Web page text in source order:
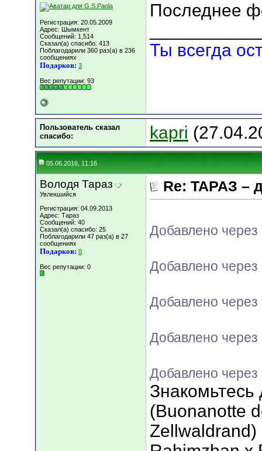
Регистрация: 20.05.2009
Адрес: Шымкент
Сообщений: 1,514
Сказал(а) спасибо: 413
Поблагодарили 360 раз(а) в 236
сообщениях
Подарков: 3
Вес репутации: 93
Последнее
Ты всегда
Пользователь сказал
cпасибо:
kapri
05.06.2016, 11:16
Володя Тараз
Увлекшийся
Регистрация: 04.09.2013
Адрес: Тараз
Сообщений: 40
Сказал(а) спасибо: 25
Поблагодарили 47 раз(а) в 27
сообщениях
Подарков: 0
Вес репутации: 0
Re: ТАРАЗ –
Добавлено
Добавлено
Добавлено через
Добавлено
Добавлено
(Buonanotte
Zellwaldrand)